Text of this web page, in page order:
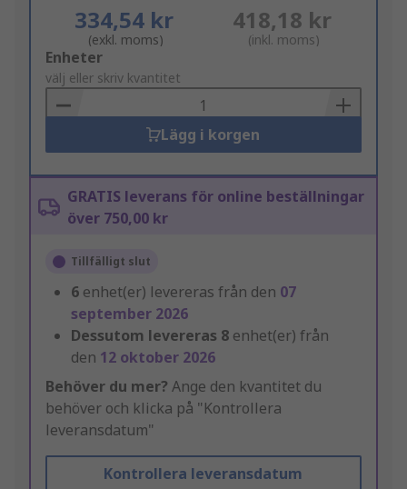
334,54 kr
(exkl. moms)
418,18 kr
(inkl. moms)
Add
to
Basket
Enheter
välj eller skriv kvantitet
Lägg i korgen
GRATIS leverans för online beställningar
över 750,00 kr
Tillfälligt slut
6 enhet(er) levereras från den 07
september 2026
Dessutom levereras 8 enhet(er) från
den 12 oktober 2026
Behöver du mer? Ange den kvantitet du
behöver och klicka på "Kontrollera
leveransdatum"
Kontrollera leveransdatum